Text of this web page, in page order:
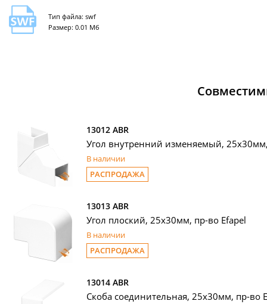
Тип файла: swf
Размер: 0.01 Мб
13012 ABR
Угол внутренний изменяемый,
В наличии
РАСПРОДАЖА
13013 ABR
Угол плоский, 25x30мм, пр-во Efapel
В наличии
РАСПРОДАЖА
13014 ABR
Скоба соединительная, 25x30мм, пр-во